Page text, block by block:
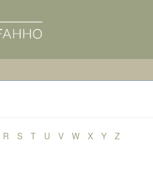
R S T U V W X Y
Z